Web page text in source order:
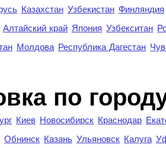
Казахстан Узбекистан Финляндия
Алтайский край Япония Узбекситан
Молдова Республика Дагестан
по
Киев Новосибирск Краснодар
Обнинск Казань Ульяновск Калуга